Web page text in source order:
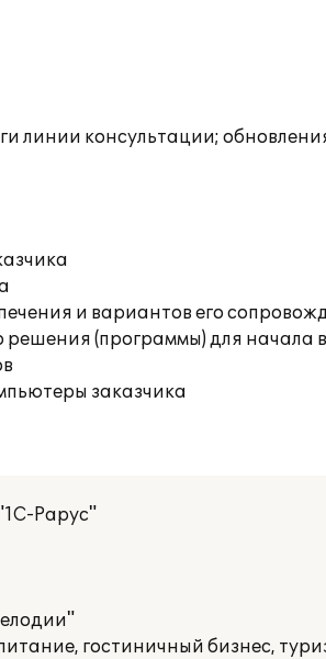
линии консультации;
и вариантов его
(программы) для начала
заказчика
Рарус"
гостиничный бизнес,